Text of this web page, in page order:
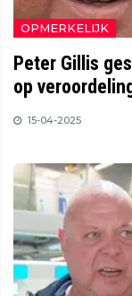
OPMERKELIJK
Peter Gillis
op
15-04-2025